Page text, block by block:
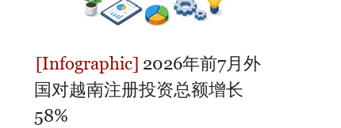
2026年前7月外
国对越南注册投资总额增长
58%